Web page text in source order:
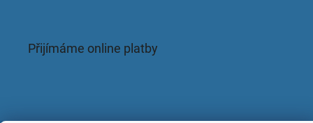
Přijímáme online platby